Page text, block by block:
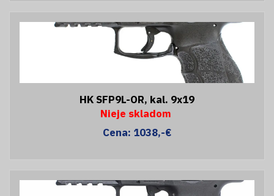
HK SFP9L-OR, kal. 9x19
Nieje skladom
Cena: 1038,-€